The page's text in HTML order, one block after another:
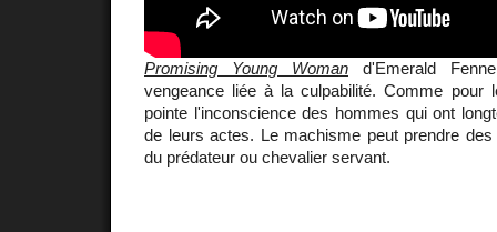
Promising Young Woman d'Emerald
vengeance liée à la culpabilité. Comme pour
pointe l'inconscience des hommes qui ont
de leurs actes. Le machisme peut prendre
du prédateur ou chevalier servant.